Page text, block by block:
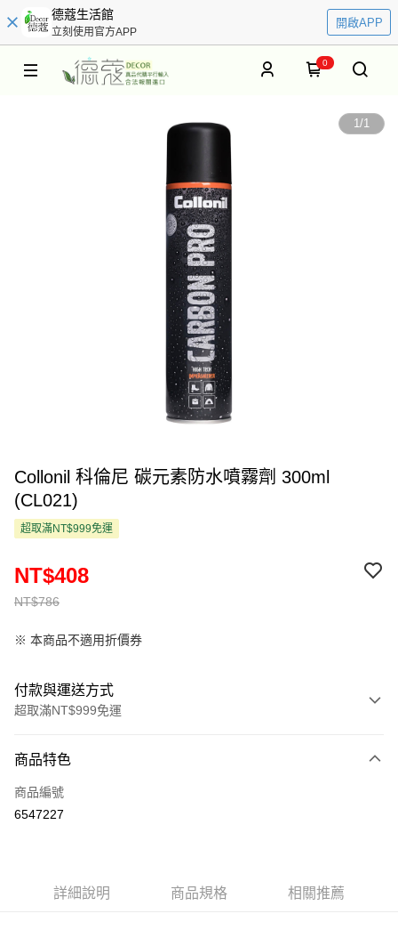
德蔻生活館
立刻使用官方APP
開啟APP
0
1/1
Collonil 科倫尼 碳元素防水噴霧劑 300ml
(CL021)
超取滿NT$999免運
NT$786
NT$408
※ 本商品不適用折價券
付款與運送方式
超取滿NT$999免運
信用卡一次付款
超商取貨付款
街口支付
商品特色
商品編號
6547227
詳細說明 商品規格 相關推薦